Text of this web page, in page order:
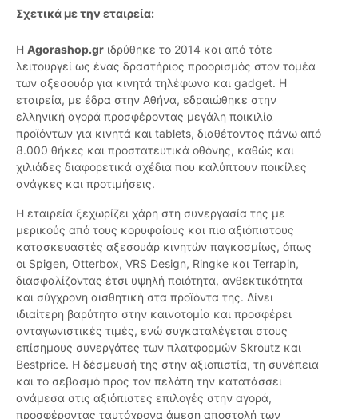
Σχετικά με την εταιρεία:
Η Agorashop.gr ιδρύθηκε το 2014 και από τότε
λειτουργεί ως ένας δραστήριος προορισμός στον τομέα
των αξεσουάρ για κινητά τηλέφωνα και gadget. Η
εταιρεία, με έδρα στην Αθήνα, εδραιώθηκε στην
ελληνική αγορά προσφέροντας μεγάλη ποικιλία
προϊόντων για κινητά και tablets, διαθέτοντας πάνω από
8.000 θήκες και προστατευτικά οθόνης, καθώς και
χιλιάδες διαφορετικά σχέδια που καλύπτουν ποικίλες
ανάγκες και προτιμήσεις.
Η εταιρεία ξεχωρίζει χάρη στη συνεργασία της με
μερικούς από τους κορυφαίους και πιο αξιόπιστους
κατασκευαστές αξεσουάρ κινητών παγκοσμίως, όπως
οι Spigen, Otterbox, VRS Design, Ringke και Terrapin,
διασφαλίζοντας έτσι υψηλή ποιότητα, ανθεκτικότητα
και σύγχρονη αισθητική στα προϊόντα της. Δίνει
ιδιαίτερη βαρύτητα στην καινοτομία και προσφέρει
ανταγωνιστικές τιμές, ενώ συγκαταλέγεται στους
επίσημους συνεργάτες των πλατφορμών Skroutz και
Bestprice. Η δέσμευσή της στην αξιοπιστία, τη συνέπεια
και το σεβασμό προς τον πελάτη την κατατάσσει
ανάμεσα στις αξιόπιστες επιλογές στην αγορά,
προσφέροντας ταυτόχρονα άμεση αποστολή των